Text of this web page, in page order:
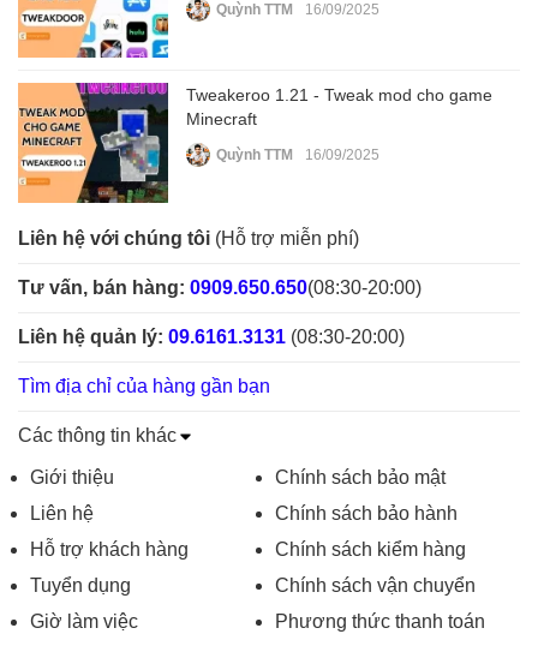
Quỳnh TTM 16/09/2025
Tweakeroo 1.21 - Tweak mod cho game
Minecraft
Quỳnh TTM 16/09/2025
Liên hệ với chúng tôi (Hỗ trợ miễn phí)
Tư vấn, bán hàng: 0909.650.650(08:30-20:00)
Liên hệ quản lý: 09.6161.3131 (08:30-20:00)
Tìm địa chỉ của hàng gần bạn
Các thông tin khác
Giới thiệu
Liên hệ
Hỗ trợ khách hàng
Tuyển dụng
Giờ làm việc
Chính sách bảo mật
Chính sách bảo hành
Chính sách kiểm hàng
Chính sách vận chuyển
Phương thức thanh toán